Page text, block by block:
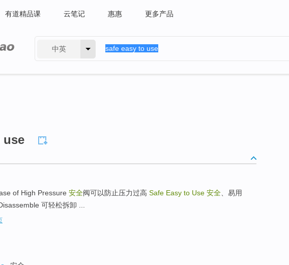
有道精品课 云笔记 惠惠 更多产品
中英
use
of High Pressure 安全阀可以防止压力过高 Safe Easy to Use 安全 、易用
可轻松拆卸 ...